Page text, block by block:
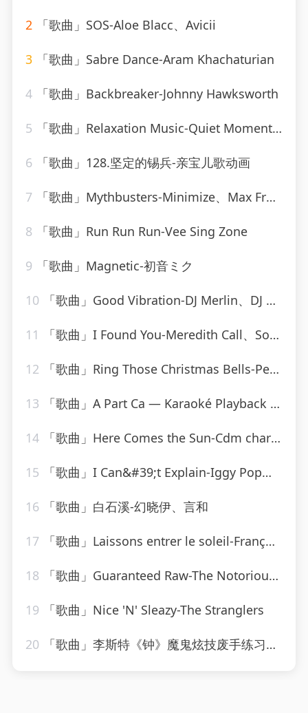
2 「歌曲」SOS-Aloe Blacc、Avicii
3 「歌曲」Sabre Dance-Aram Khachaturian
4 「歌曲」Backbreaker-Johnny Hawksworth
5 「歌曲」Relaxation Music-Quiet Moments、SPA、Spa Relaxation
6 「歌曲」128.坚定的锡兵-亲宝儿歌动画
7 「歌曲」Mythbusters-Minimize、Max Freegrant
8 「歌曲」Run Run Run-Vee Sing Zone
9 「歌曲」Magnetic-初音ミク
10 「歌曲」Good Vibration-DJ Merlin、DJ C-Bass
11 「歌曲」I Found You-Meredith Call、Solarstone
12 「歌曲」Ring Those Christmas Bells-Peggy Lee
13 「歌曲」A Part Ca — Karaoké Playback Instrumental — Rendu Célèbre Par Jacques Dutronc-Karaoke
14 「歌曲」Here Comes the Sun-Cdm chartbreakers
15 「歌曲」I Can&#39;t Explain-Iggy Pop、K.K. Downing、Derek Sherinian
16 「歌曲」白石溪-幻晓伊、言和
17 「歌曲」Laissons entrer le soleil-François & The New Frenchies
18 「歌曲」Guaranteed Raw-The Notorious B.I.G
19 「歌曲」Nice 'N' Sleazy-The Stranglers
20 「歌曲」李斯特《钟》魔鬼炫技废手练习曲-姚悦钢琴老师